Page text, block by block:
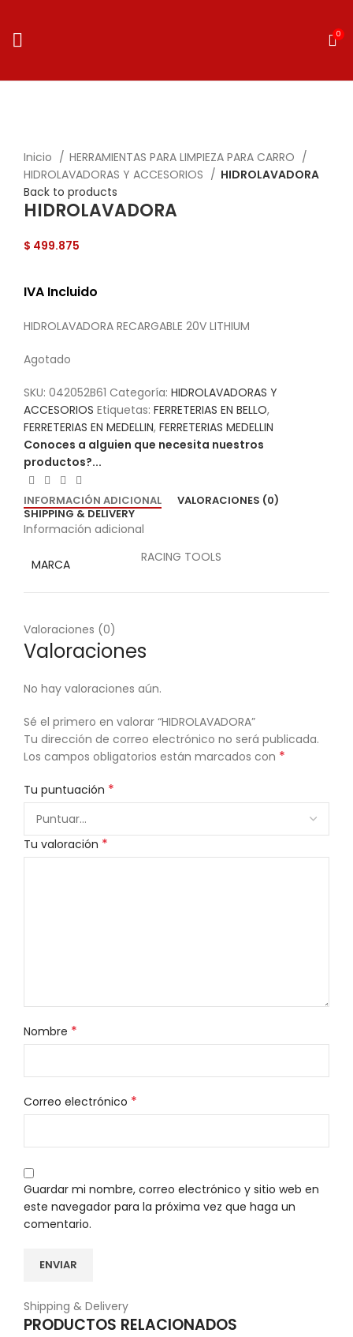
0
Inicio
HERRAMIENTAS PARA LIMPIEZA PARA CARRO
HIDROLAVADORAS Y ACCESORIOS
HIDROLAVADORA
Back to products
HIDROLAVADORA
$ 499.875
IVA Incluido
HIDROLAVADORA RECARGABLE 20V LITHIUM
Agotado
SKU: 042052B61 Categoría: HIDROLAVADORAS Y
ACCESORIOS Etiquetas: FERRETERIAS EN BELLO,
FERRETERIAS EN MEDELLIN, FERRETERIAS MEDELLIN
Conoces a alguien que necesita nuestros
productos?...
INFORMACIÓN ADICIONAL
VALORACIONES (0)
SHIPPING & DELIVERY
Información adicional
MARCA RACING TOOLS
Valoraciones (0)
Valoraciones
No hay valoraciones aún.
Sé el primero en valorar “HIDROLAVADORA”
Tu dirección de correo electrónico no será publicada.
Los campos obligatorios están marcados con *
Tu puntuación *
Tu valoración *
Nombre *
Correo electrónico *
Guardar mi nombre, correo electrónico y sitio web en
este navegador para la próxima vez que haga un
comentario.
Shipping & Delivery
PRODUCTOS RELACIONADOS